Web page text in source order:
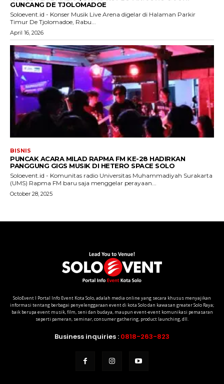
SoloEvent I Portal Info Event Kota Solo, adalah media online yang secara khusus menyajikan
informasi tentang berbagai penyelenggaraan event di kota Solo dan kawasan greater Solo Raya;
baik berupa event musik, film, seni dan budaya, maupun event-event komunikasi pemasaran
seperti pameran, seminar, consumer gathering, product launching, dll.
Business inquiries : 0818-263-823